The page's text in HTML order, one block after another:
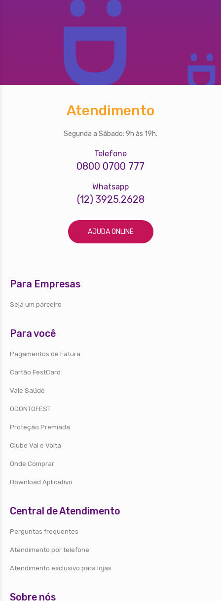
Atendimento
Segunda a Sábado: 9h às 19h.
Telefone
0800 0700 777
Whatsapp
(12) 3925.2628
AJUDA ONLINE
Para Empresas
Seja um parceiro
Para você
Pagamentos de Fatura
Cartão FestCard
Vale Saúde
ODONTOFEST
Proteção Premiada
Clube Vai e Volta
Onde Comprar
Download Aplicativo
Central de Atendimento
Perguntas frequentes
Atendimento por telefone
Atendimento exclusivo para lojas
Sobre nós